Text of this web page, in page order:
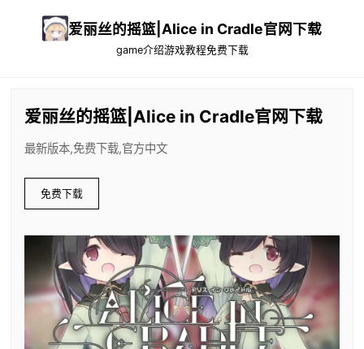
爱丽丝的摇篮|Alice in Cradle官网下载
game介绍游戏教程免费下载
爱丽丝的摇篮|Alice in Cradle官网下载
最新版本,免费下载,官方中文
免费下载